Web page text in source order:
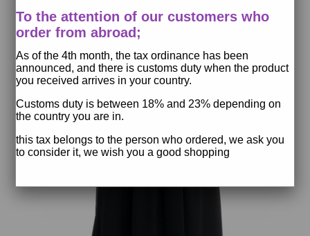
To the attention of our customers who
order from abroad;
As of the 4th month, the tax ordinance has been
announced, and there is customs duty when the product
you received arrives in your country.
Customs duty is between 18% and 23% depending on
the country you are in.
this tax belongs to the person who ordered, we ask you
to consider it, we wish you a good shopping